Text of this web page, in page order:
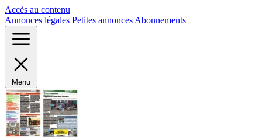
Accès au contenu
Annonces légales Petites annonces Abonnements
Menu
Panneau de gestion des cookies